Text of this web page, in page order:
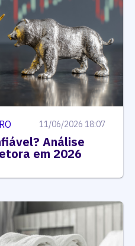
11/06/2026 18:07
Análise
em 2026